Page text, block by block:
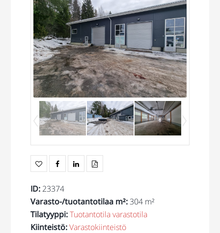
ID: 23374
Varasto-/tuotantotilaa m²:304 m²
Tilatyyppi:Tuotantotilavarastotila
Kiinteistö:Varastokiinteistö